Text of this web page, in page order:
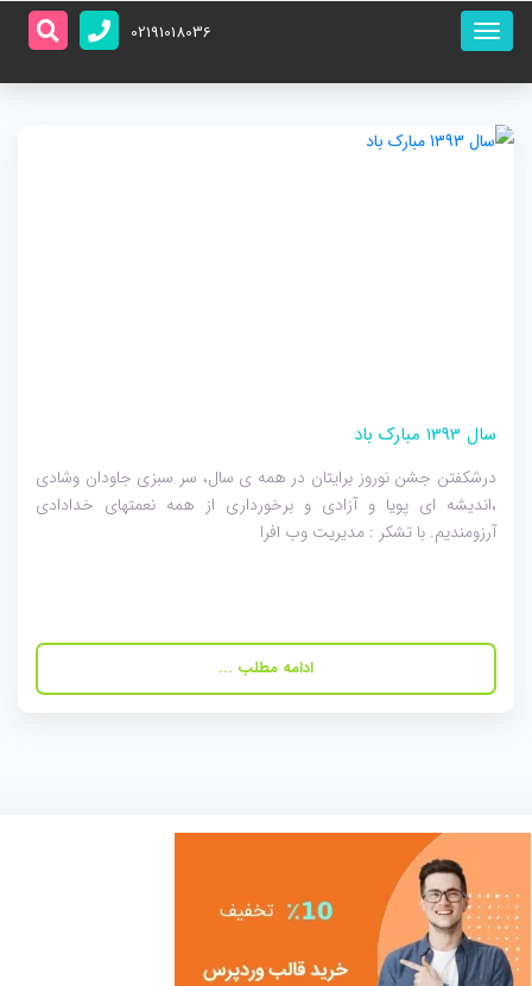
منو
اصلی
02191018036
سال 1393 مبارک باد
درشکفتن جشن نوروز برایتان در همه ی سال، سر سبزی جاودان وشادی
،اندیشه ای پویا و آزادی و برخورداری از همه نعمتهای خدادادی
آرزومندیم. با تشکر : مدیریت وب افرا
ادامه مطلب ...